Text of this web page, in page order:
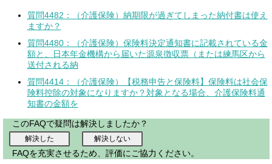
質問4482：（介護保険）納期限が過ぎてしまった納付書は使え
ますか？
質問4480：（介護保険）保険料決定通知書に記載されている金
額と、日本年金機構から届いた源泉徴収票（または練馬区から
送付される納
質問4414：（介護保険）【税務申告と保険料】保険料は社会保
険料控除の対象になりますか？対象となる場合、介護保険料通
知書の金額を
このFAQで疑問は解決しましたか？
FAQを充実させるため、評価にご協力ください。